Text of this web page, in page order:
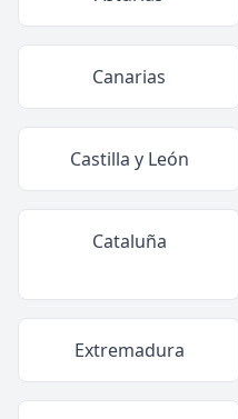
Canarias
Castilla y León
Cataluña
Extremadura